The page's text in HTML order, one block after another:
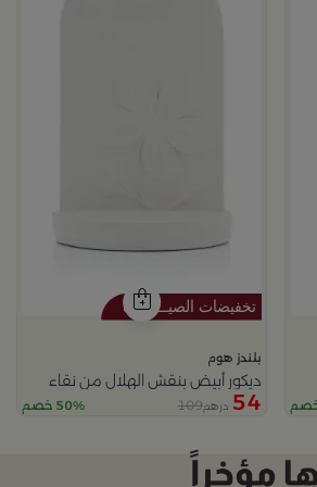
بلندز هوم
ديكور أبيض بنقش الهلال من نقاء
54 درهم109 50% خصم